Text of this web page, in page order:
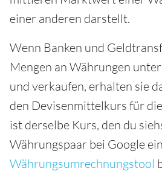
einer anderen darstellt.
Wenn Banken und
Mengen an Währungen
und verkaufen, erhalten sie
den Devisenmittelkurs für
ist derselbe Kurs, den du
Währungspaar bei Google
Währungsumrechnungstool